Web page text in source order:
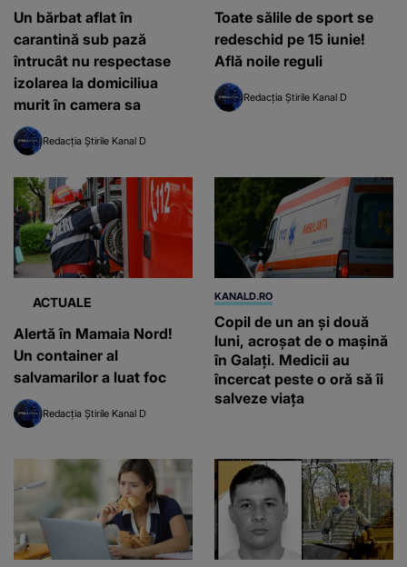
Un bărbat aflat în
carantină sub pază
întrucât nu respectase
izolarea la domiciliua
murit în camera sa
Redacția Știrile Kanal D
Toate sălile de sport se
redeschid pe 15 iunie!
Află noile reguli
Redacția Știrile Kanal D
ACTUALE
Alertă în Mamaia Nord!
Un container al
salvamarilor a luat foc
Redacția Știrile Kanal D
KANALD.RO
Copil de un an și două
luni, acroșat de o mașină
în Galați. Medicii au
încercat peste o oră să îi
salveze viața